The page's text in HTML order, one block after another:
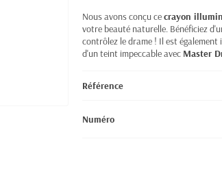
Nous avons conçu cecrayon
votre beauté naturelle. Bénéficiez
contrôlez le drame ! Il est
d'un teint impeccable avec Master
Référence
Numéro